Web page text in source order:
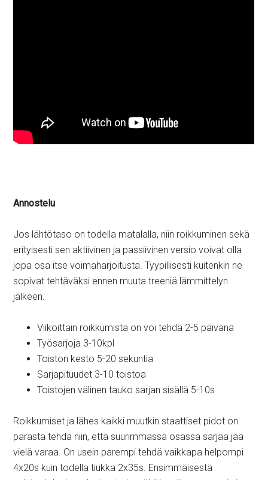
Annostelu
Jos lähtötaso on todella matalalla, niin roikkuminen sekä
erityisesti sen aktiivinen ja passiivinen versio voivat olla
jopa osa itse voimaharjoitusta. Tyypillisesti kuitenkin ne
sopivat tehtäväksi ennen muuta treeniä lämmittelyn
jälkeen.
Viikoittain roikkumista on voi tehdä 2-5 päivänä
Työsarjoja 3-10kpl
Toiston kesto 5-20 sekuntia
Sarjapituudet 3-10 toistoa
Toistojen välinen tauko sarjan sisällä 5-10s
Roikkumiset ja lähes kaikki muutkin staattiset pidot on
parasta tehdä niin, että suurimmassa osassa sarjaa jää
vielä varaa. On usein parempi tehdä vaikkapa helpompi
4x20s kuin todella tiukka 2x35s. Ensimmäisestä